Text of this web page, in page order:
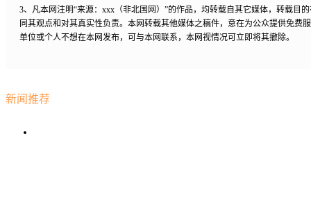
3、凡本网注明“来源：xxx（非北国网）”的作品，均转载自其它媒体，转载目
同其观点和对其真实性负责。本网转载其他媒体之稿件，意在为公众提供免费
单位或个人不想在本网发布，可与本网联系，本网视情况可立即将其撤除。
新闻推荐